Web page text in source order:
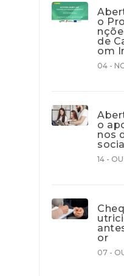
o
de
om
04 -
o
nos
14 -
or
07 -